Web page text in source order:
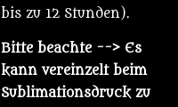
bis zu 12 Stunden).
Bitte beachte --> Es
kann vereinzelt beim
Sublimationsdruck zu